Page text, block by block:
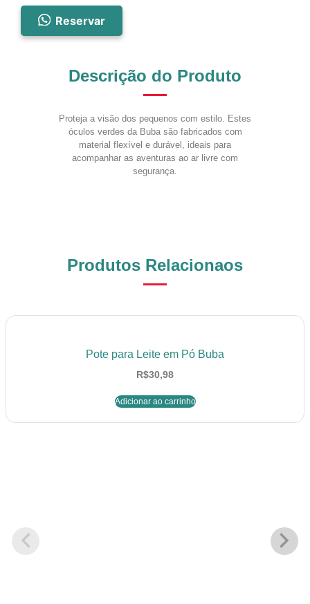
Reservar
Descrição do Produto
Proteja a visão dos pequenos com estilo. Estes
óculos verdes da Buba são fabricados com
material flexível e durável, ideais para
acompanhar as aventuras ao ar livre com
segurança.
Produtos Relacionaos
Pote para Leite em Pó Buba
R$30,98
Adicionar ao carrinho